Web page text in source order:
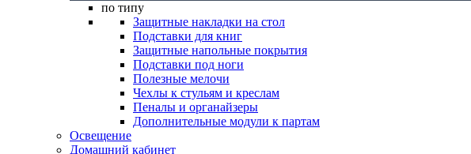
по типу
Защитные накладки на стол
Подставки для книг
Защитные напольные покрытия
Подставки под ноги
Полезные мелочи
Чехлы к стульям и креслам
Пеналы и органайзеры
Дополнительные модули к партам
Освещение
Домашний кабинет